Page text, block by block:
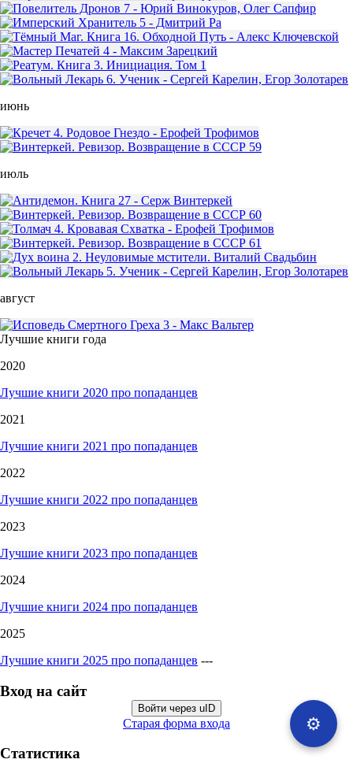
⚙️
июнь
июль
август
Лучшие книги года
2020
Лучшие книги 2020 про попаданцев
2021
Лучшие книги 2021 про попаданцев
2022
Лучшие книги 2022 про попаданцев
2023
Лучшие книги 2023 про попаданцев
2024
Лучшие книги 2024 про попаданцев
2025
Лучшие книги 2025 про попаданцев ---
Вход на сайт
Войти через uID
Старая форма входа
Статистика